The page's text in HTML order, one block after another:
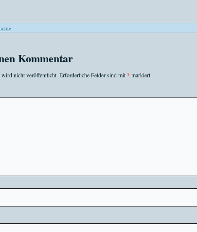
Kommentar
nicht veröffentlicht. Erforderliche Felder sind mit*markiert